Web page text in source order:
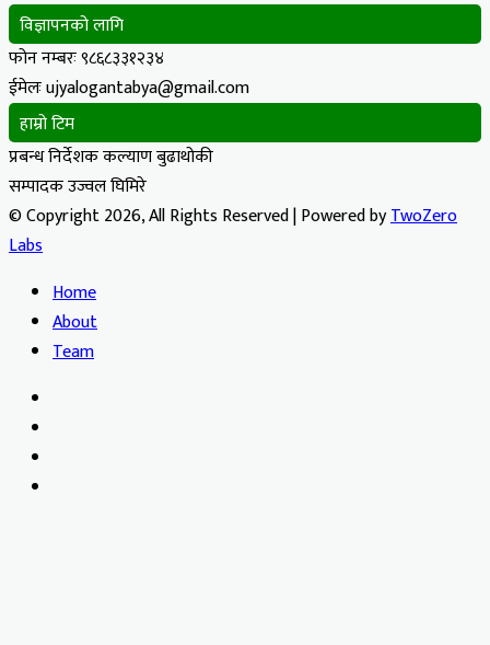
विज्ञापनको लागि
फोन नम्बरः ९८६८३३१२३४
ईमेलः ujyalogantabya@gmail.com
हाम्रो टिम
प्रबन्ध निर्देशक कल्याण बुढाथोकी
सम्पादक उज्वल घिमिरे
© Copyright 2026, All Rights Reserved | Powered byTwoZero
Labs
Home
About
Team